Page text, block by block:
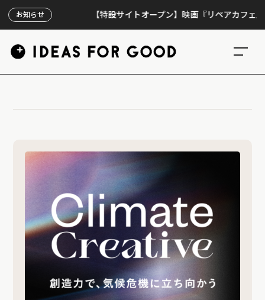
お知らせ 【特設サイトオープン】映画『リペアカフェ』、